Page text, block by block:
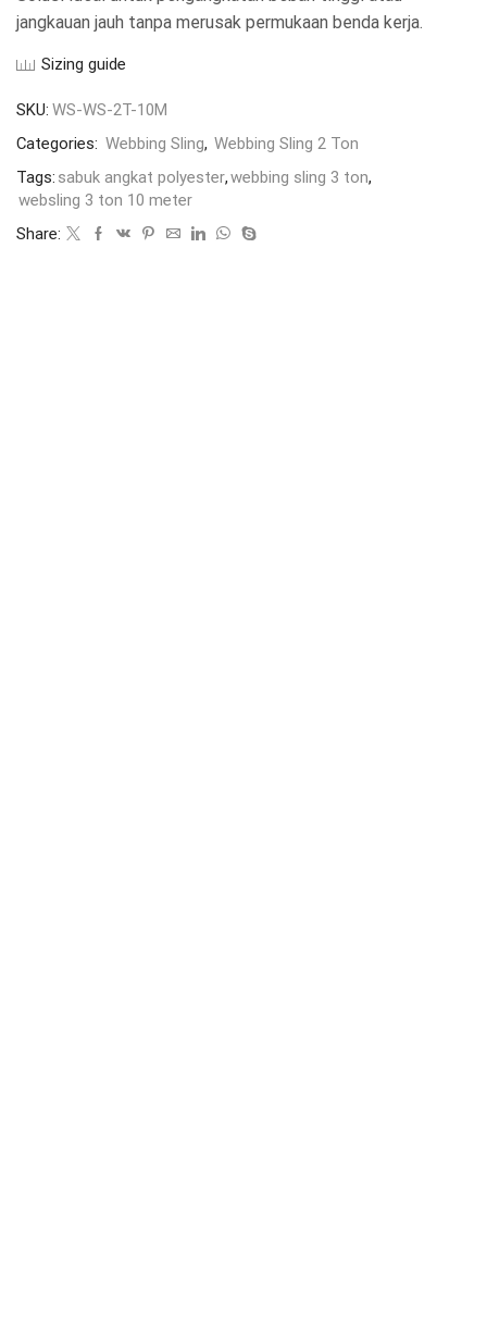
jangkauan jauh tanpa merusak permukaan benda kerja.
Sizing guide
SKU: WS-WS-2T-10M
Categories: Webbing Sling, Webbing Sling 2 Ton
Tags: sabuk angkat polyester,webbing sling 3 ton,
websling 3 ton 10 meter
Share: